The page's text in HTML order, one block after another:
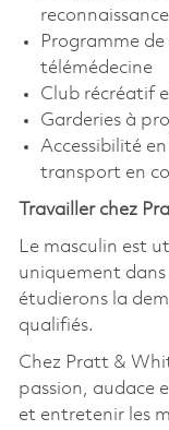
reconnaissance
Programme
télémédecine
Club récréatif
Garderies à
Accessibilité
transport en
Travailler chez
Le masculin est
uniquement dans
étudierons la
qualifiés.
Chez Pratt &
passion, audace
et entretenir les